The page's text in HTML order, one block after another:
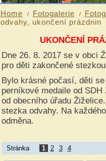
Home Fotogalerie
odvahy, ukončení prázdnin
UKONČENÍ
Dne 26. 8. 2017 se v obci
pro děti zakončené
Bylo krásné počasí, děti
perníkové medaile od
od obecního úřadu
stezka odvahy. Na
odměna.
Stránka 1 2 3 4